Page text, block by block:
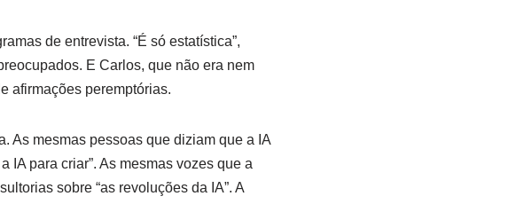
de entrevista. “É só estatística”,
E Carlos, que não era nem
afirmações peremptórias.
As mesmas pessoas que diziam que a IA
IA para criar”. As mesmas vozes que a
sobre “as revoluções da IA”. A